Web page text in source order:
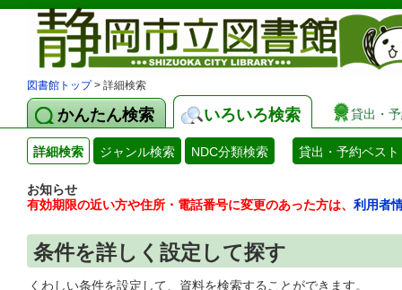
図書館トップ> 詳細検索
かんたん検索 いろいろ検索 貸出・
詳細検索 ジャンル検索 NDC分類検索 貸出・予約ベスト
お知らせ
有効期限の近い方や住所・電話番号に変更のあった方は、 利用者
条件を詳しく設定して探す
くわしい条件を設定して、資料を検索することができます。